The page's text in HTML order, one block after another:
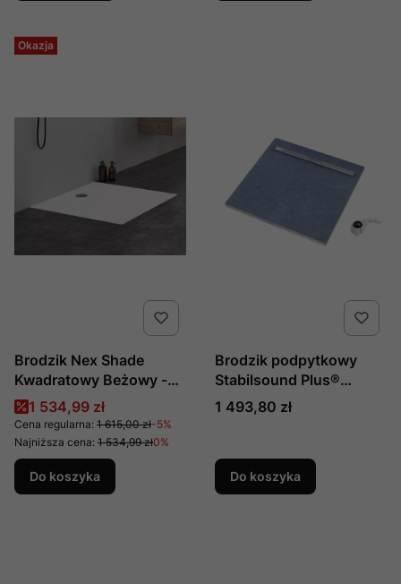
Okazja
Brodzik Nex Shade
Kwadratowy Beżowy -
Struktura
Konglomeratowy
90x90x3,5, Producent:
New Trendy, Numer Kat:
B-0485
Cena promocyjna
1 534,99 zł
Cena regularna: 1 615,00 zł-5%
Najniższa cena: 1 534,99 zł0%
Do koszyka
Brodzik podpytkowy
Stabilsound Plus®
90x90x5/12,5 cm,
kwadratowy z
Plate, produkcji
Schedline, nr kat.:
10ST.1S1-9090
Cena
1 493,80 zł
Do koszyka